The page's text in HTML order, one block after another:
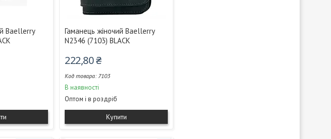
Baellerry
Гаманець жіночий Baellerry
N2346 (7103) BLACK
222,80 ₴
7103
В наявності
Оптом і в роздріб
Купити